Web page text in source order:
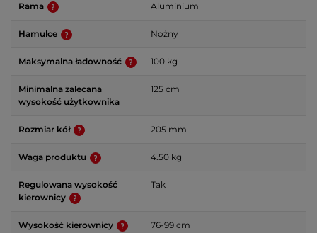
Rama Aluminium
Hamulce Nożny
Maksymalna ładowność 100 kg
Minimalna zalecana
wysokość użytkownika
125 cm
Rozmiar kół 205 mm
Waga produktu 4.50 kg
Regulowana wysokość
kierownicy
Tak
Wysokość kierownicy 76-99 cm